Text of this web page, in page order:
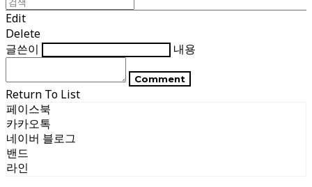
Edit
Delete
글쓴이
내용
Comment
Return To List
페이스북
카카오톡
네이버 블로그
밴드
라인